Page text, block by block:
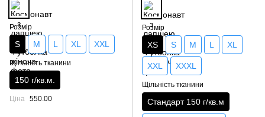
Розмір
S M L XL XXL
Щільність тканини
150 г/кв.м.
Ціна 550.00
Розмір
XS S M L XL
XXL XXXL
Щільність тканини
Стандарт 150 г/кв.м